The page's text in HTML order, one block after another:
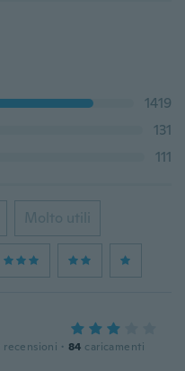
1419
131
111
Molto utili
recensioni · 84 caricamenti